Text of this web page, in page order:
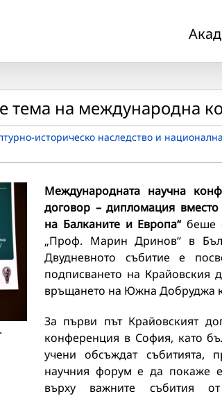
тема на международна
историческо наследство и
Международнатанаучна
договор – дипломация
на Балканите и Европа“ беше
„Проф. Марин Дринов“ в
Двудневното събитие е
подписването на Крайовския
връщането на Южна Добруджа
За първи път Крайовският
конференция в София, като
учени обсъждат събитията,
научния форум е да покаже
върху важните събития